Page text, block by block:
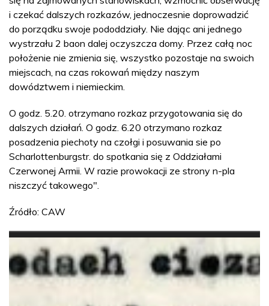
i czekać dalszych rozkazów, jednoczesnie doprowadzić
do porządku swoje pododdziały. Nie dając ani jednego
wystrzału 2 baon dalej oczyszcza domy. Przez całą noc
położenie nie zmienia się, wszystko pozostaje na swoich
miejscach, na czas rokowań między naszym
dowództwem i niemieckim.
O godz. 5.20. otrzymano rozkaz przygotowania się do
dalszych działań. O godz. 6.20 otrzymano rozkaz
posadzenia piechoty na czołgi i posuwania sie po
Scharlottenburgstr. do spotkania się z Oddziałami
Czerwonej Armii. W razie prowokacji ze strony n-pla
niszczyć takowego".
Źródło: CAW